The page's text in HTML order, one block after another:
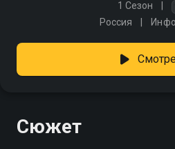
1 Сезон
Россия
Сюжет